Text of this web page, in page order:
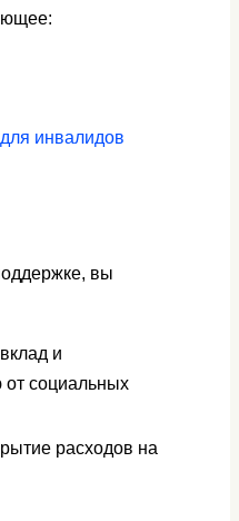
инвалидов
вы
и
от социальных
расходов на